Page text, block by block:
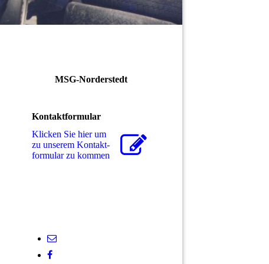
MSG-Norderstedt
Kontaktformular
Klicken Sie hier um
zu unserem Kon­takt­
for­mu­lar zu kommen